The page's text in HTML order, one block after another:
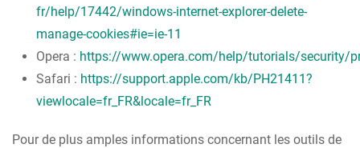
fr/help/17442/windows-internet-explorer-delete-
manage-cookies#ie=ie-11
Opera : https://www.opera.com/help/tutorials/security/
Safari : https://support.apple.com/kb/PH21411?
viewlocale=fr_FR&locale=fr_FR
Pour de plus amples informations concernant les outils de